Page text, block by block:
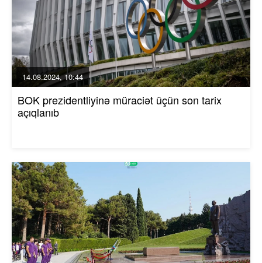
14.08.2024, 10:44
BOK prezidentliyinə müraciət üçün son tarix
açıqlanıb